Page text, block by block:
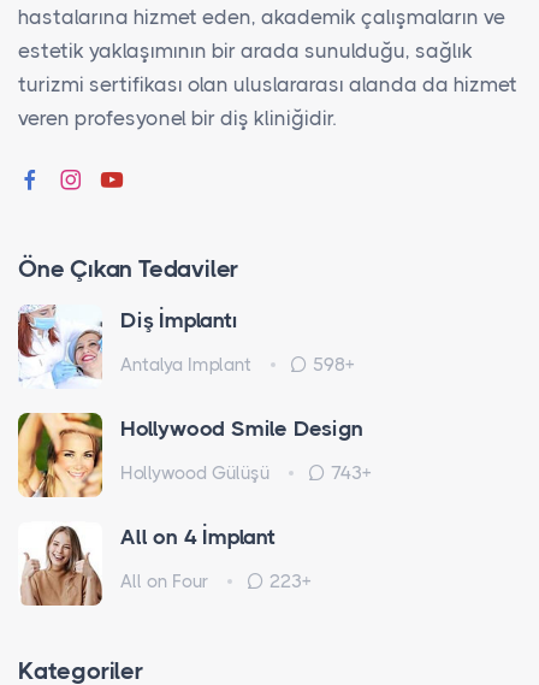
hastalarına hizmet eden, akademik çalışmaların ve
estetik yaklaşımının bir arada sunulduğu, sağlık
turizmi sertifikası olan uluslararası alanda da hizmet
veren profesyonel bir diş kliniğidir.
Öne Çıkan Tedaviler
Diş İmplantı
Antalya Implant 598+
Hollywood Smile Design
Hollywood Gülüşü 743+
All on 4 İmplant
All on Four 223+
Kategoriler